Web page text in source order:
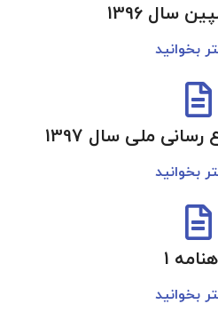
سال 1396
بخوانید
ملی سال 1397
بخوانید
1
بخوانید